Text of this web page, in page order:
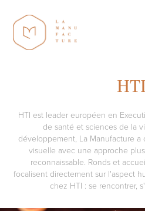
HTI
HTI est leader européen en
de santé et sciences de la
développement, La Manufacture
visuelle avec une approche
reconnaissable. Ronds et
focalisent directement sur l'aspect
chez HTI : se rencontrer,